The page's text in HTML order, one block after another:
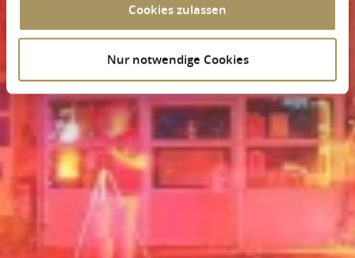
Cookies zulassen
Nur notwendige Cookies